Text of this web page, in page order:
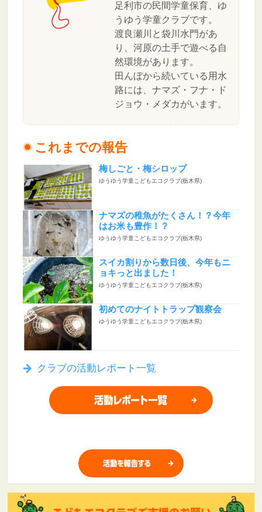
足利市の民間学童保育、ゆ
うゆう学童クラブです。
渡良瀬川と袋川水門があ
り、河原の土手で遊べる自
然環境があります。
田んぼから続いている用水
路には、ナマズ・フナ・ド
ジョウ・メダカがいます。
これまでの報告
梅しごと・梅シロップ
ゆうゆう学童こどもエコクラブ(栃木県)
ナマズの稚魚がたくさん！？今年
はお米も豊作！？
ゆうゆう学童こどもエコクラブ(栃木県)
スイカ割りから数日後、今年もニ
ョキっと出ました！
ゆうゆう学童こどもエコクラブ(栃木県)
初めてのナイトトラップ観察会
ゆうゆう学童こどもエコクラブ(栃木県)
クラブの活動レポート一覧